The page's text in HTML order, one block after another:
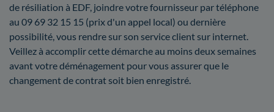
de résiliation à EDF, joindre votre fournisseur par téléphone
au 09 69 32 15 15 (prix d'un appel local) ou dernière
possibilité, vous rendre sur son service client sur internet.
Veillez à accomplir cette démarche au moins deux semaines
avant votre déménagement pour vous assurer que le
changement de contrat soit bien enregistré.